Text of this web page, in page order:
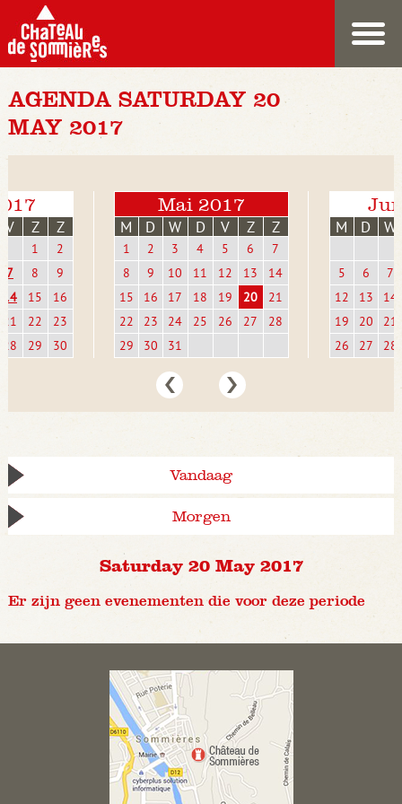
AGENDA SATURDAY 20
MAY 2017
V Z Z
1
2
7
8
9
14
15
16
21
22
23
28
29 30
Mai 2017
M D W D V Z Z
1 2 3 4 5 6
7
8
9 10 11 12 13
14
15
16 17 18 19 20
21
22
23 24 25 26 27
28
29
30 31
M D W
5 6
7
12
13
14
19
20
21
26
27 28
Vandaag
Morgen
Saturday 20 May 2017
Er zijn geen evenementen die voor deze periode